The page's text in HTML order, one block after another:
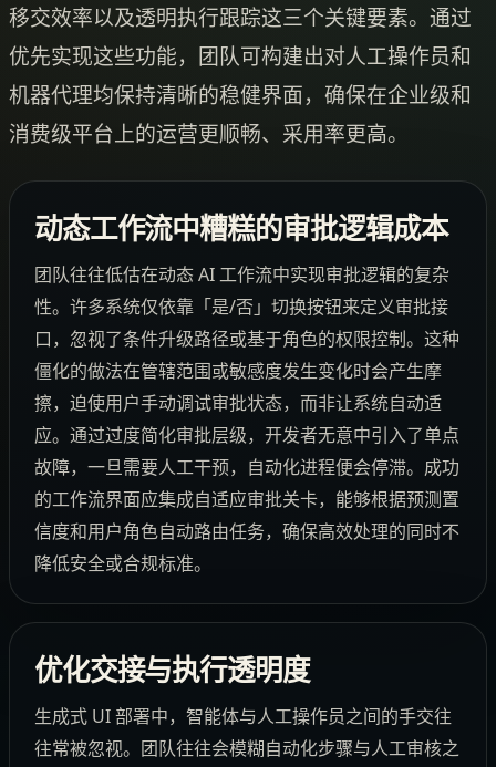
移交效率以及透明执行跟踪这三个关键要素。通过
优先实现这些功能，团队可构建出对人工操作员和
机器代理均保持清晰的稳健界面，确保在企业级和
消费级平台上的运营更顺畅、采用率更高。
动态工作流中糟糕的审批逻辑成本
团队往往低估在动态 AI 工作流中实现审批逻辑的复杂
性。许多系统仅依靠「是/否」切换按钮来定义审批接
口，忽视了条件升级路径或基于角色的权限控制。这种
僵化的做法在管辖范围或敏感度发生变化时会产生摩
擦，迫使用户手动调试审批状态，而非让系统自动适
应。通过过度简化审批层级，开发者无意中引入了单点
故障，一旦需要人工干预，自动化进程便会停滞。成功
的工作流界面应集成自适应审批关卡，能够根据预测置
信度和用户角色自动路由任务，确保高效处理的同时不
降低安全或合规标准。
优化交接与执行透明度
生成式 UI 部署中，智能体与人工操作员之间的手交往
往常被忽视。团队往往会模糊自动化步骤与人工审核之